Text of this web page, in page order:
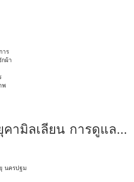
าร
ผ้า
พ
ามิลเลียน การดูแลผู้
ภาวะพึ่งพิง
นครปฐม